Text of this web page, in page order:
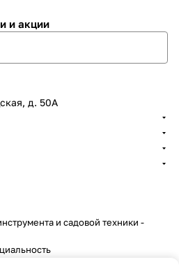
и акции
д. 50А
и садовой техники -